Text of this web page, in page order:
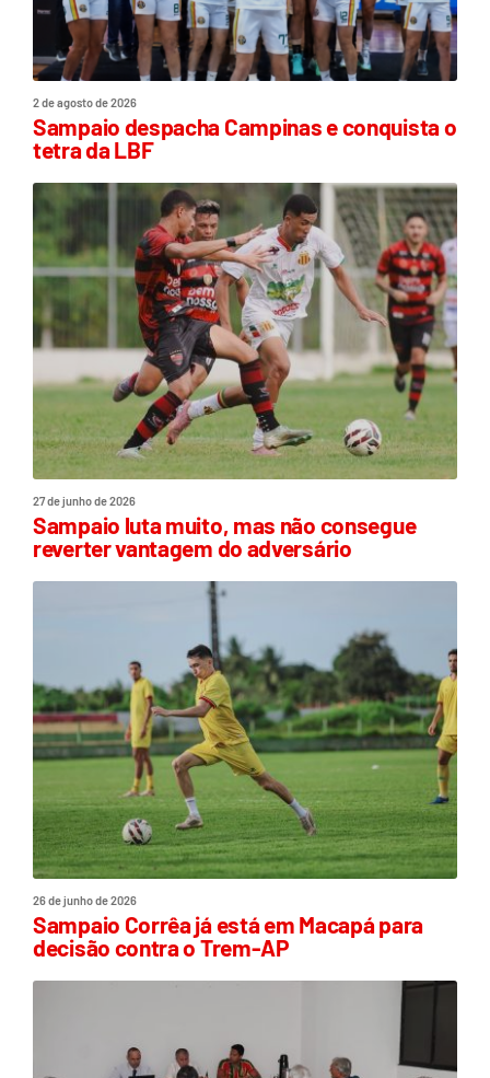
2 de agosto de 2026
Sampaio despacha Campinas e conquista o
tetra da LBF
27 de junho de 2026
Sampaio luta muito, mas não consegue
reverter vantagem do adversário
26 de junho de 2026
Sampaio Corrêa já está em Macapá para
decisão contra o Trem-AP